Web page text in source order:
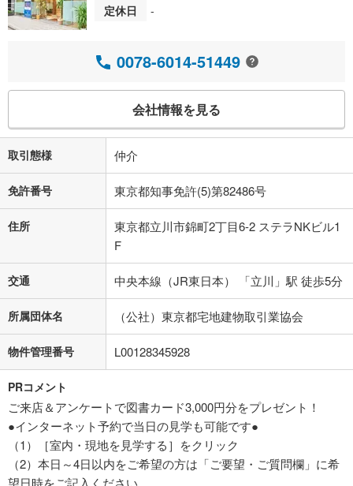
定休日
-
0078-6014-51449
会社情報を見る
取引態様 仲介
免許番号 東京都知事免許(5)第82486号
住所
東京都立川市錦町2丁目6-2 ステラNKビル1
F
交通 中央本線（JR東日本） 「立川」駅 徒歩5分
所属団体名 （公社）東京都宅地建物取引業協会
物件管理番号 L00128345928
PRコメント
ご来店＆アンケートで図書カード3,000円分をプレゼント！
●インターネット予約で当日の見学も可能です●
（1）［室内・現地を見学する］をクリック
（2）本日～4日以内をご希望の方は「ご要望・ご質問欄」に希
望日時をご記入ください